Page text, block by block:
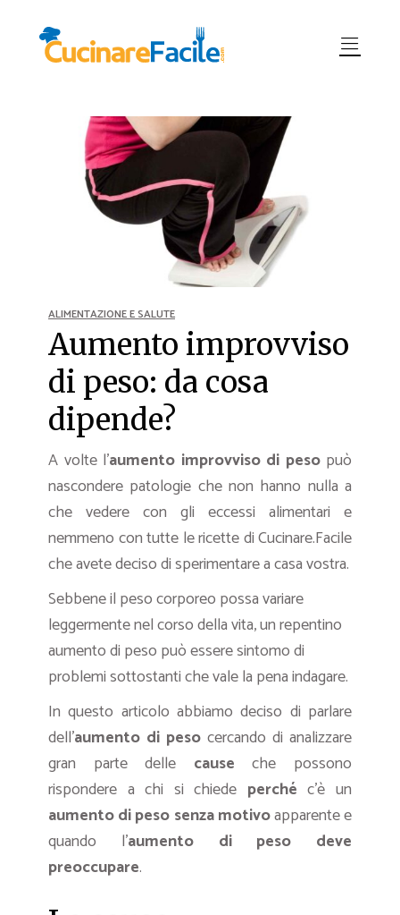
ALIMENTAZIONE E SALUTE
Aumento improvviso
di peso: da cosa
dipende?
A volte l’aumento improvviso di pesopuò
nascondere patologie che non hanno nulla a
che vedere con gli eccessi alimentari e
nemmeno con tutte le ricette di Cucinare.Facile
che avete deciso di sperimentare a casa vostra.
Sebbene il peso corporeo possa variare
leggermente nel corso della vita, un repentino
aumento di peso può essere sintomo di
problemi sottostanti che vale la pena indagare.
In questo articolo abbiamo deciso di parlare
dell’aumento di peso cercando di analizzare
gran parte delle cause che possono
rispondere a chi si chiede perché c’è un
aumento di peso senza motivoapparente e
quando l’aumento di peso deve
preoccupare.